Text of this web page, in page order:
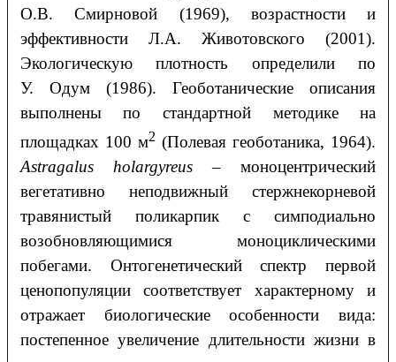
О.В. Смирновой (1969), возрастности и
эффективности Л.А. Животовского (2001).
Экологическую плотность определили по
У. Одум (1986). Геоботанические описания
выполнены по стандартной методике на
площадках 100 м2(Полевая геоботаника, 1964).
Astragalus
holargyreus– моноцентрический
вегетативно неподвижный стержнекорневой
травянистый поликарпик с симподиально
возобновляющимися моноциклическими
побегами. Онтогенетический спектр первой
ценопопуляции соответствует характерному и
отражает биологические особенности вида:
постепенное увеличение длительности жизни в